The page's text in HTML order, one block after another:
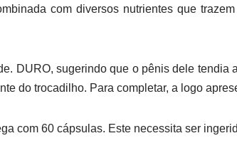
com diversos nutrientes que
DURO, sugerindo que o pênis dele tendia
do trocadilho. Para completar, a logo
com 60 cápsulas. Este necessita ser